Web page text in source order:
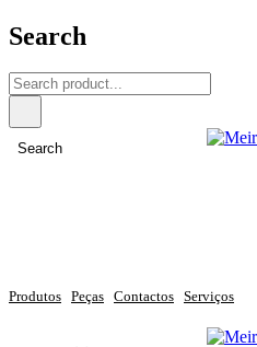
Search
Search
Produtos Peças Contactos Serviços